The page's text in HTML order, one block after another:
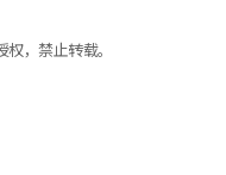
，禁止转载。